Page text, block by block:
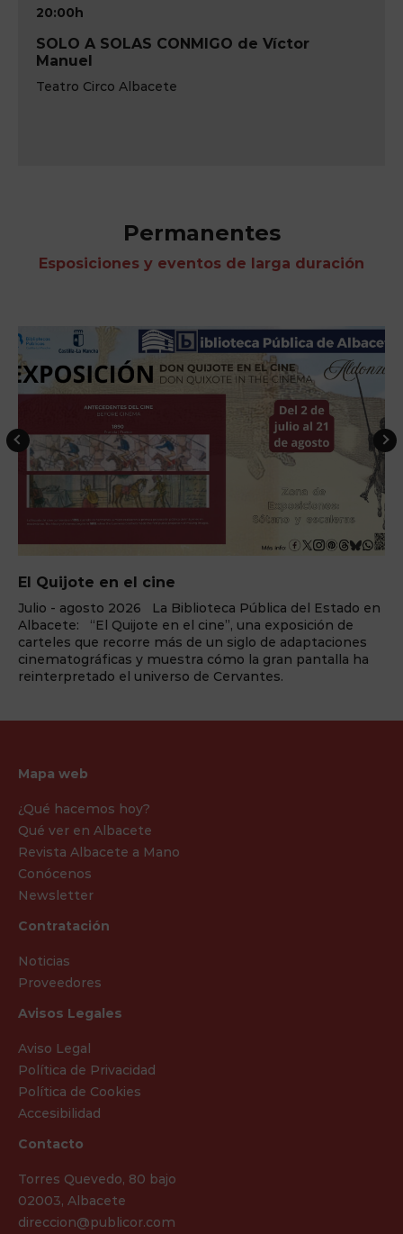
20:00h
SOLO A SOLAS CONMIGO de Víctor
Manuel
Teatro Circo Albacete
Permanentes
Esposiciones y eventos de larga duración
El Quijote en el cine
Julio - agosto 2026 La Biblioteca Pública del Estado en
Albacete: “El Quijote en el cine”, una exposición de
carteles que recorre más de un siglo de adaptaciones
cinematográficas y muestra cómo la gran pantalla ha
reinterpretado el universo de Cervantes.
Mapa web
¿Qué hacemos hoy?
Qué ver en Albacete
Revista Albacete a Mano
Conócenos
Newsletter
Contratación
Noticias
Proveedores
Avisos Legales
Aviso Legal
Política de Privacidad
Política de Cookies
Accesibilidad
Contacto
Torres Quevedo, 80 bajo
02003, Albacete
direccion@publicor.com